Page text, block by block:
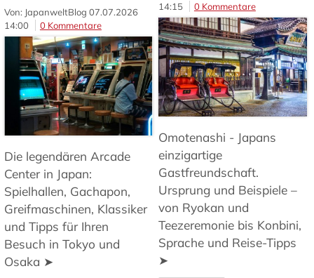
14:15
0 Kommentare
Omotenashi - Japans
einzigartige
Gastfreundschaft.
Ursprung und Beispiele –
von Ryokan und
Teezeremonie bis Konbini,
Sprache und Reise-Tipps
➤
Von: JapanweltBlog 07.07.2026
14:00
0 Kommentare
Die legendären Arcade
Center in Japan:
Spielhallen, Gachapon,
Greifmaschinen, Klassiker
und Tipps für Ihren
Besuch in Tokyo und
Osaka ➤